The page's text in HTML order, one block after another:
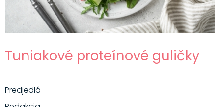
Tuniakové proteínové guličky
Predjedlá